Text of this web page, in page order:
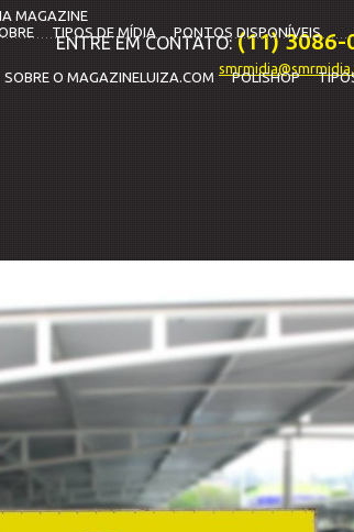
ENTRE EM CONTATO:(11) 3086-
MAGAZINE
TIPOS DE MÍDIA PONTOS DISPONÍVEIS
SOBRE O MAGAZINELUIZA.COM POLISHOP